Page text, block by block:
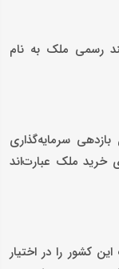
رسمی ملک به نام
سرمایه‌گذاری
خرید ملک عبارت‌اند
کشور را در اختیار